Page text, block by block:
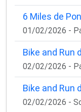
6 Miles de
01/02/2026 -
Bike and Run
02/02/2026 -
Bike and Run
02/02/2026 -